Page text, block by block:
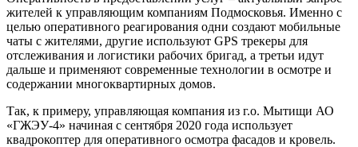
жителей к управляющим компаниям Подмосковья. Именно с
целью оперативного реагирования одни создают мобильные
чаты с жителями, другие используют GPS трекеры для
отслеживания и логистики рабочих бригад, а третьи идут
дальше и применяют современные технологии в осмотре и
содержании многоквартирных домов.
Так, к примеру, управляющая компания из г.о. Мытищи АО
«ГЖЭУ-4» начиная с сентября 2020 года использует
квадрокоптер для оперативного осмотра фасадов и кровель.